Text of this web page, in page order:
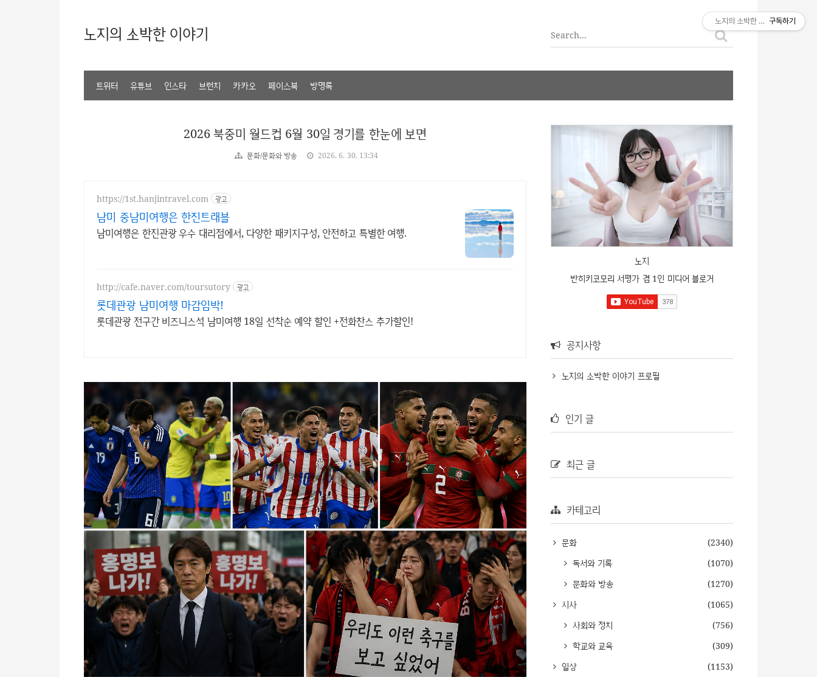
노지의 소박한 이야기
트위터 유튜브 인스타 브런치 카카오 페이스북 방명록
2026 북중미 월드컵 6월 30일 경기를 한눈에 보면
문화/문화와 방송 2026. 6. 30. 13:34
https://1st.hanjintravel.com 광고
남미 중남미여행은 한진트래블
남미여행은 한진관광 우수 대리점에서, 다양한 패키지구성, 안전하고 특별한 여행.
http://cafe.naver.com/toursutory 광고
롯데관광 남미여행 마감임박!
롯데관광 전구간 비즈니스석 남미여행 18일 선착순 예약 할인 +전화찬스 추가할인!
노지
반히키코모리 서평가 겸 1인 미디어 블로거
공지사항
노지의 소박한 이야기 프로필
인기 글
최근 글
카테고리
문화
(2340)
독서와 기록
(1070)
문화와 방송
(1270)
시사
(1065)
사회와 정치
(756)
학교와 교육
(309)
일상
(1153)
노지의 소박한 이야기구독하기